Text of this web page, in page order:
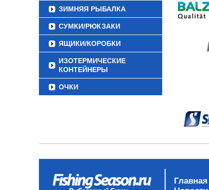
ЗИМНЯЯ РЫБАЛКА
СУМКИ/РЮКЗАКИ
ЯЩИКИ/КОРОБКИ
ИЗОТЕРМИЧЕСКИЕ
КОНТЕЙНЕРЫ
ОЧКИ
Главная